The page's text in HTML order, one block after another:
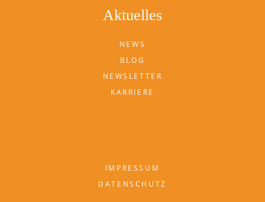
Aktuelles
NEWS
BLOG
NEWSLETTER
KARRIERE
IMPRESSUM
DATENSCHUTZ